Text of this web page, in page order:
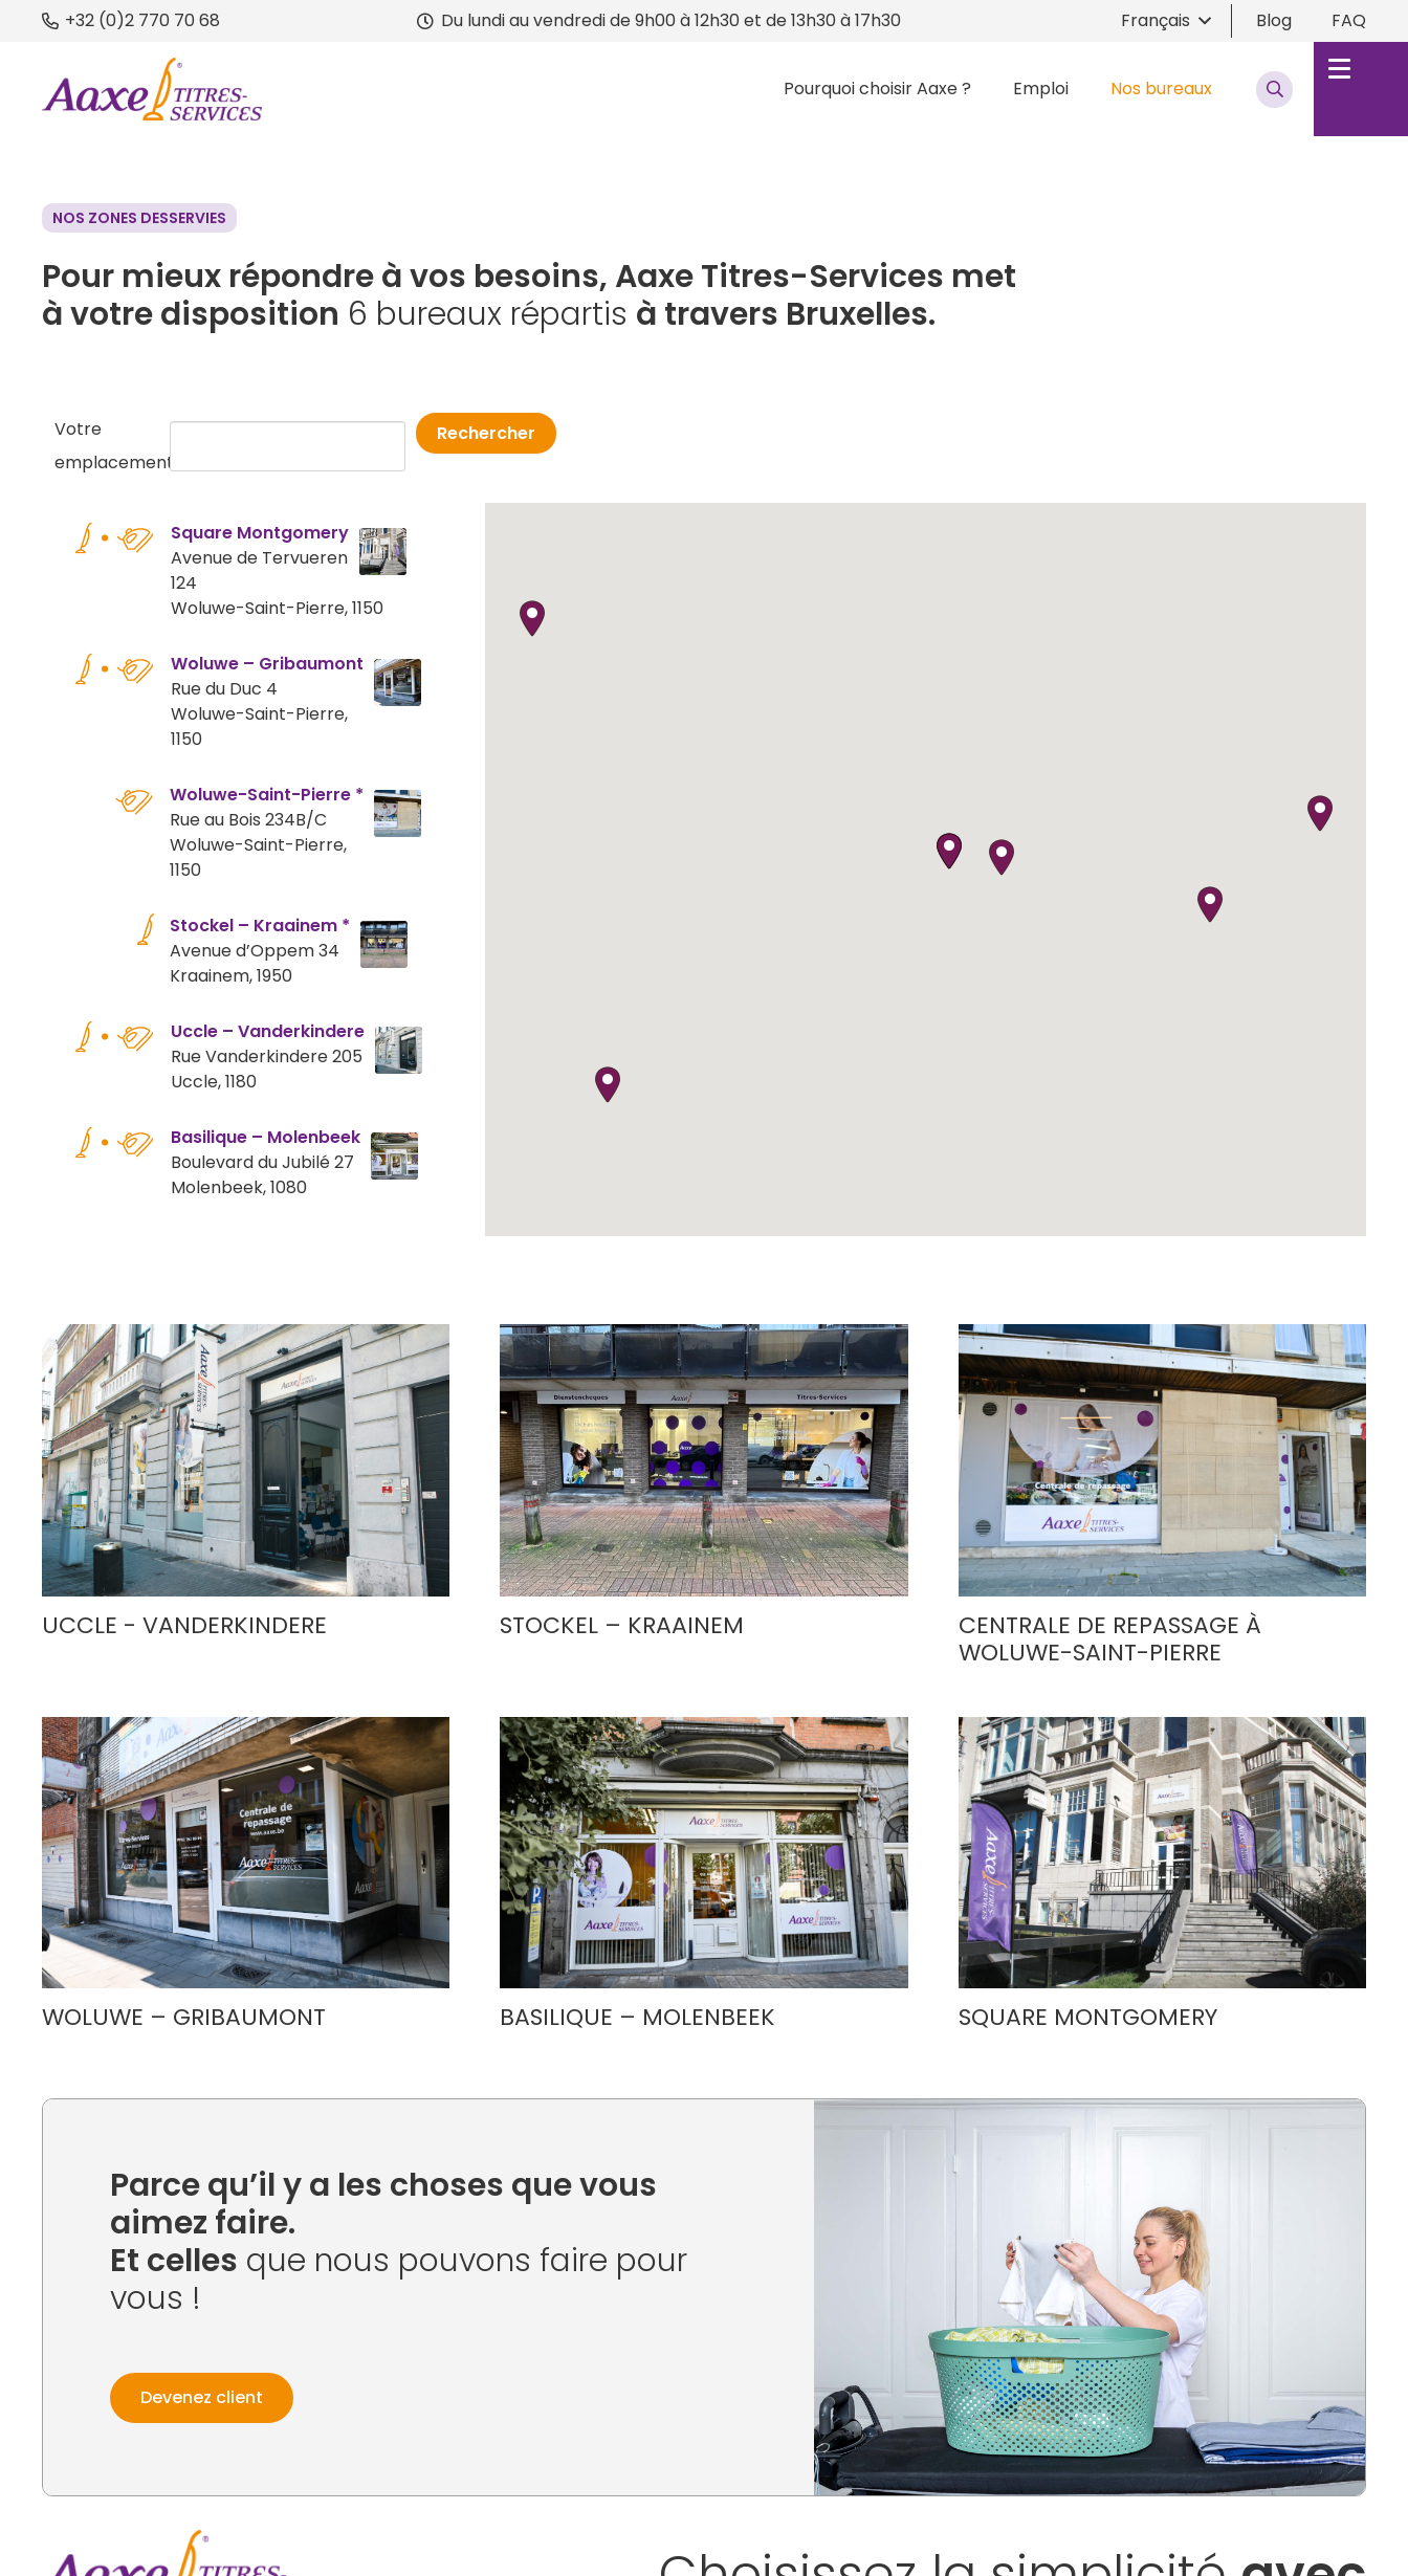
+32 (0)2 770 70 68 Du lundi au vendredi de 9h00 à 12h30 et de 13h30 à 17h30 Français Blog FAQ
Pourquoi choisir Aaxe ? Emploi Nos bureaux
NOS ZONES DESSERVIES
Pour mieux répondre à vos besoins, Aaxe Titres-Services met
à votre disposition 6 bureaux répartis à travers Bruxelles.
Votre
emplacement
Square Montgomery
Avenue de Tervueren
124
Woluwe-Saint-Pierre, 1150
Woluwe – Gribaumont
Rue du Duc 4
Woluwe-Saint-Pierre,
1150
Woluwe-Saint-Pierre *
Rue au Bois 234B/C
Woluwe-Saint-Pierre,
1150
Stockel – Kraainem *
Avenue d’Oppem 34
Kraainem, 1950
Uccle – Vanderkindere
Rue Vanderkindere 205
Uccle, 1180
Basilique – Molenbeek
Boulevard du Jubilé 27
Molenbeek, 1080
UCCLE - VANDERKINDERE STOCKEL – KRAAINEM
CENTRALE DE REPASSAGE À
WOLUWE-SAINT-PIERRE
WOLUWE – GRIBAUMONT BASILIQUE – MOLENBEEK SQUARE MONTGOMERY
Parce qu’il y a les choses que vous
aimez faire.
Et celles que nous pouvons faire pour
vous !
Devenez client